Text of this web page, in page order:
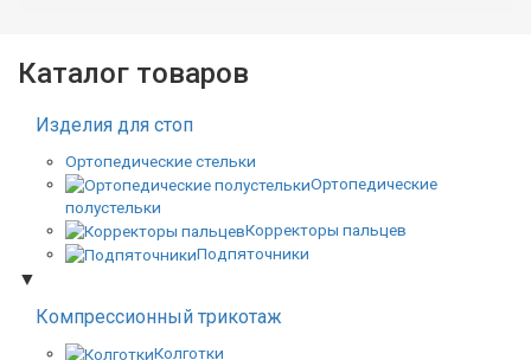
Каталог товаров
Изделия для стоп
Ортопедические стельки
Ортопедические
полустельки
Корректоры пальцев
Подпяточники
▼
Компрессионный трикотаж
Колготки